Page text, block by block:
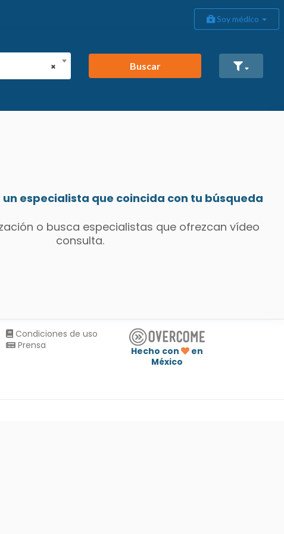
Soy médico
×
Buscar
especialista que coincida con tu búsqueda
o busca especialistas que ofrezcan vídeo
consulta.
Condiciones de uso
Prensa
Hecho con
en
México